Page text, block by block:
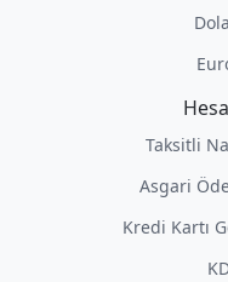
Taksitli
Asgari
Kredi Kartı